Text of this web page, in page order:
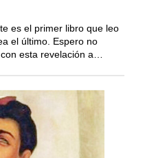
es el primer libro que leo
el último. Espero no
esta revelación a…